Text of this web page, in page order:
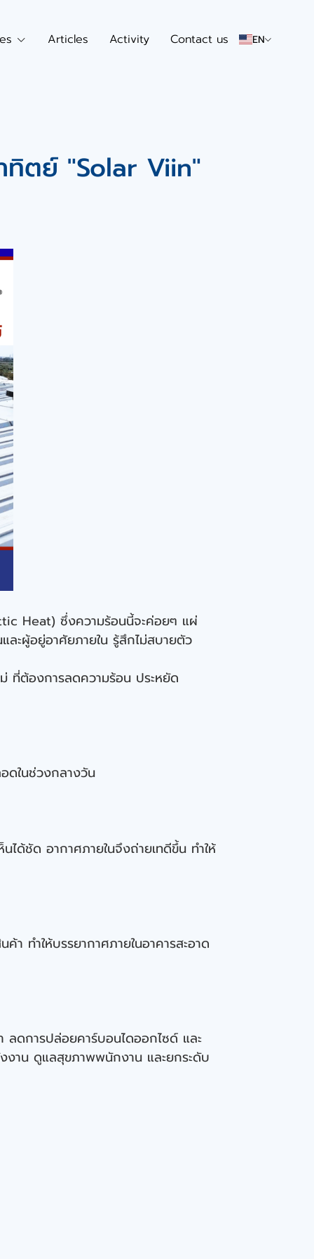
Articles Activity Contact us EN
ทิตย์ "Solar Viin"
Heat) ซึ่งความร้อนนี้จะค่อยๆ แผ่
ละผู้อยู่อาศัยภายใน รู้สึกไม่สบายตัว
ที่ต้องการลดความร้อน ประหยัด
ดในช่วงกลางวัน
ได้ชัด อากาศภายในจึงถ่ายเทดีขึ้น ทำให้
ทำให้บรรยากาศภายในอาคารสะอาด
ดการปล่อยคาร์บอนไดออกไซด์ และ
งาน ดูแลสุขภาพพนักงาน และยกระดับ